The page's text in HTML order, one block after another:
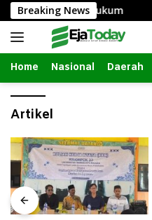
Langsung
ke
konten
Breaking News
Penegakan Hukum
Home Nasional Daerah
Artikel